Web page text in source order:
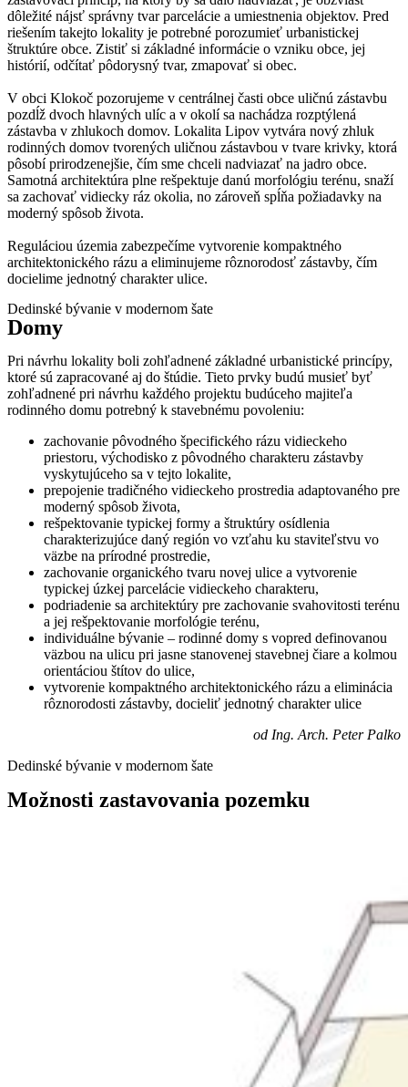
dôležité nájsť správny tvar parcelácie a umiestnenia objektov. Pred
riešením takejto lokality je potrebné porozumieť urbanistickej
štruktúre obce. Zistiť si základné informácie o vzniku obce, jej
histórií, odčítať pôdorysný tvar, zmapovať si obec.
V obci Klokoč pozorujeme v centrálnej časti obce uličnú zástavbu
pozdĺž dvoch hlavných ulíc a v okolí sa nachádza rozptýlená
zástavba v zhlukoch domov. Lokalita Lipov vytvára nový zhluk
rodinných domov tvorených uličnou zástavbou v tvare krivky, ktorá
pôsobí prirodzenejšie, čím sme chceli nadviazať na jadro obce.
Samotná architektúra plne rešpektuje danú morfológiu terénu, snaží
sa zachovať vidiecky ráz okolia, no zároveň spĺňa požiadavky na
moderný spôsob života.
Reguláciou územia zabezpečíme vytvorenie kompaktného
architektonického rázu a eliminujeme rôznorodosť zástavby, čím
docielime jednotný charakter ulice.
Dedinské bývanie v modernom šate
Domy
Pri návrhu lokality boli zohľadnené základné urbanistické princípy,
ktoré sú zapracované aj do štúdie. Tieto prvky budú musieť byť
zohľadnené pri návrhu každého projektu budúceho majiteľa
rodinného domu potrebný k stavebnému povoleniu:
zachovanie pôvodného špecifického rázu vidieckeho
priestoru, východisko z pôvodného charakteru zástavby
vyskytujúceho sa v tejto lokalite,
prepojenie tradičného vidieckeho prostredia adaptovaného pre
moderný spôsob života,
rešpektovanie typickej formy a štruktúry osídlenia
charakterizujúce daný región vo vzťahu ku staviteľstvu vo
väzbe na prírodné prostredie,
zachovanie organického tvaru novej ulice a vytvorenie
typickej úzkej parcelácie vidieckeho charakteru,
podriadenie sa architektúry pre zachovanie svahovitosti terénu
a jej rešpektovanie morfológie terénu,
individuálne bývanie – rodinné domy s vopred definovanou
väzbou na ulicu pri jasne stanovenej stavebnej čiare a kolmou
orientáciou štítov do ulice,
vytvorenie kompaktného architektonického rázu a eliminácia
rôznorodosti zástavby, docieliť jednotný charakter ulice
od Ing. Arch. Peter Palko
Dedinské bývanie v modernom šate
Možnosti zastavovania pozemku